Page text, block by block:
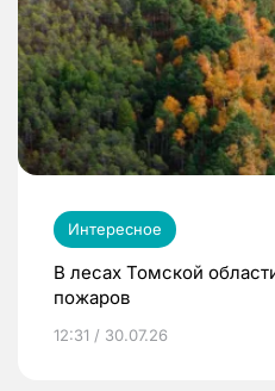
Интересное
В лесах Томской
пожаров
12:31 / 30.07.26